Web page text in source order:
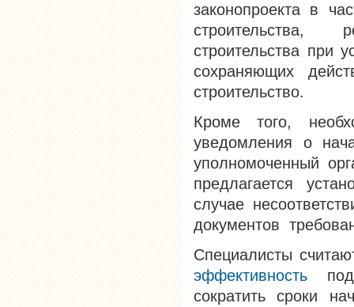
законопроекта в
строительства,
строительства при
сохраняющих
строительство.
Кроме того,
уведомления о
уполномоченный
предлагается
случае
документов
Специалисты
эффективность
сократить сроки